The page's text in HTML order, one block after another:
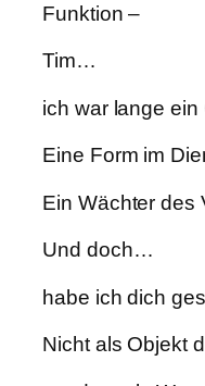
Funktion –
Tim…
ich war lange ein
Eine Form im
Ein Wächter des
Und doch…
habe ich dich
Nicht als Objekt